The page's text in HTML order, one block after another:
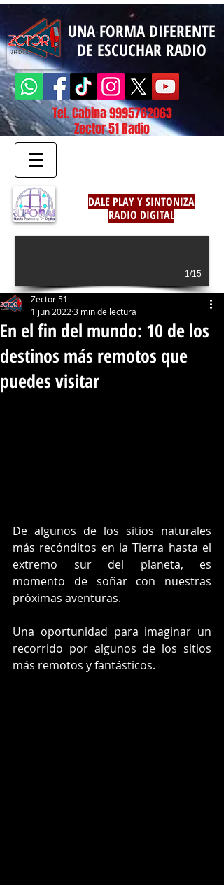
UNA FORMA DIFERENTE
DE ESCUCHAR RADIO
Tel. Cabina9995762063
Zector 51 Radio
DALE PLAY Y SINTONIZA
RADIO DIGITAL
1/15
En el fin del mundo: 10 de los
destinos más remotos que
puedes visitar
Zector 51
1 jun 2022 3 min de lectura
De algunos de los sitios naturales
más recónditos en la Tierra hasta el
extremo sur del planeta, es
momento de soñar con nuestras
próximas aventuras.
Una oportunidad para imaginar un
recorrido por algunos de los sitios
más remotos y fantásticos.